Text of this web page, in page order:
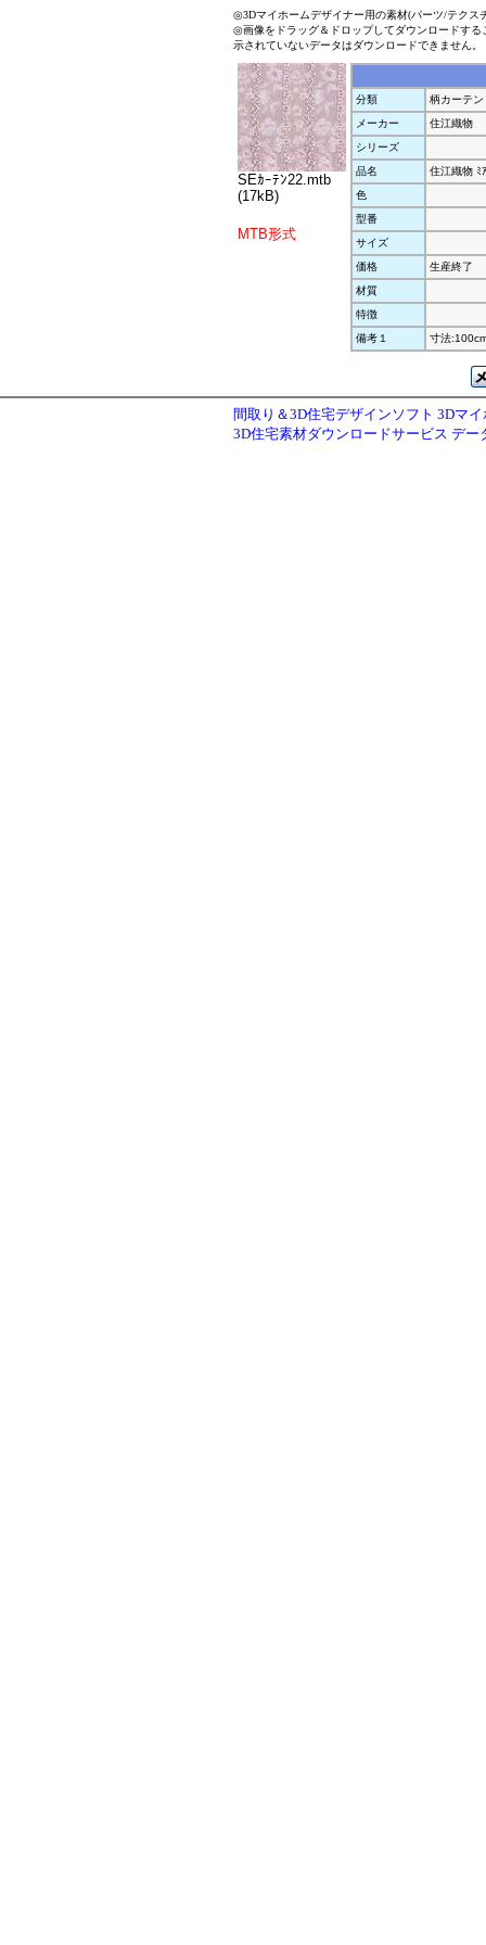
◎3Dマイホームデザイナー用の素材(パーツ/テクス
◎画像をドラッグ＆ドロップしてダウンロードす
示されていないデータはダウンロードできません。
SEｶｰﾃﾝ22.mtb
(17kB)
MTB形式
分類
柄カーテン
メーカー
住江織物
シリーズ
品名
住江織物 ﾐｱ
色
型番
サイズ
価格
生産終了
材質
特徴
備考１
寸法
間取り＆3D住宅デザインソフト 3Dマ
3D住宅素材ダウンロードサービス デー